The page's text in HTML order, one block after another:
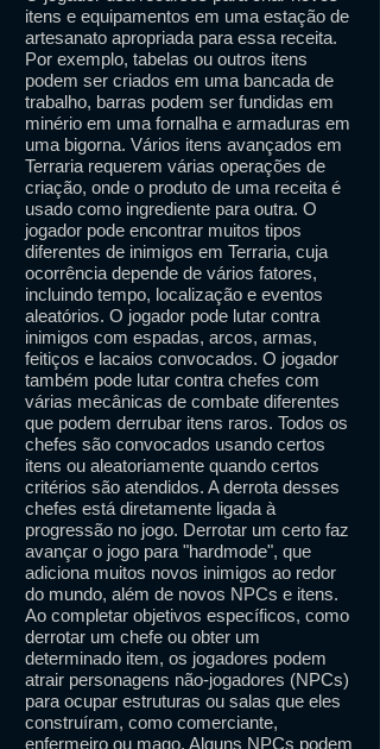
itens e equipamentos em uma estação de
artesanato apropriada para essa receita.
Por exemplo, tabelas ou outros itens
podem ser criados em uma bancada de
trabalho, barras podem ser fundidas em
minério em uma fornalha e armaduras em
uma bigorna. Vários itens avançados em
Terraria requerem várias operações de
criação, onde o produto de uma receita é
usado como ingrediente para outra. O
jogador pode encontrar muitos tipos
diferentes de inimigos em Terraria, cuja
ocorrência depende de vários fatores,
incluindo tempo, localização e eventos
aleatórios. O jogador pode lutar contra
inimigos com espadas, arcos, armas,
feitiços e lacaios convocados. O jogador
também pode lutar contra chefes com
várias mecânicas de combate diferentes
que podem derrubar itens raros. Todos os
chefes são convocados usando certos
itens ou aleatoriamente quando certos
critérios são atendidos. A derrota desses
chefes está diretamente ligada à
progressão no jogo. Derrotar um certo faz
avançar o jogo para "hardmode", que
adiciona muitos novos inimigos ao redor
do mundo, além de novos NPCs e itens.
Ao completar objetivos específicos, como
derrotar um chefe ou obter um
determinado item, os jogadores podem
atrair personagens não-jogadores (NPCs)
para ocupar estruturas ou salas que eles
construíram, como comerciante,
enfermeiro ou mago. Alguns NPCs podem